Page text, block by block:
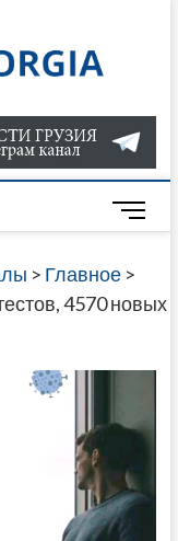
О
В
ГРУЗИИ
САЙТЕ
M
e
n
u
n
> Главное>
4570 новых